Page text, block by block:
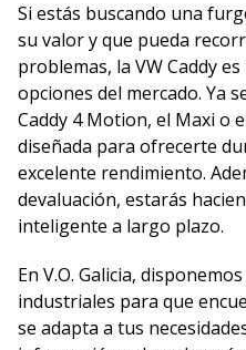
Si estás buscando una
su valor y que pueda
problemas, la VW Caddy
opciones del mercado. Ya
Caddy 4 Motion, el Maxi o
diseñada para ofrecerte
excelente rendimiento.
devaluación, estarás
inteligente a largo plazo.
En V.O. Galicia,
industriales para que
se adapta a tus